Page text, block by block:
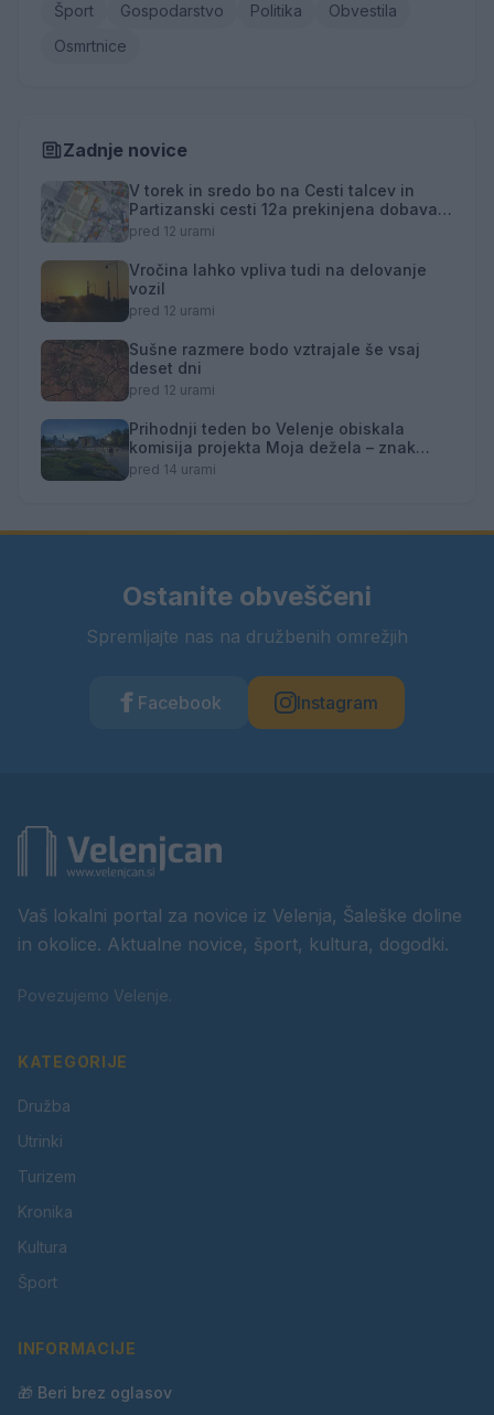
Šport
Gospodarstvo Politika
Obvestila
Osmrtnice
Zadnje novice
V torek in sredo bo na Cesti talcev in
Partizanski cesti 12a prekinjena dobava
toplotne energije
pred 12 urami
Vročina lahko vpliva tudi na delovanje
vozil
pred 12 urami
Sušne razmere bodo vztrajale še vsaj
deset dni
pred 12 urami
Prihodnji teden bo Velenje obiskala
komisija projekta Moja dežela – znak
gostoljubnosti
pred 14 urami
Ostanite obveščeni
Spremljajte nas na družbenih omrežjih
Facebook Instagram
Vaš lokalni portal za novice iz Velenja, Šaleške doline
in okolice. Aktualne novice, šport, kultura, dogodki.
Povezujemo Velenje.
KATEGORIJE
Družba
Utrinki
Turizem
Kronika
Kultura
Šport
INFORMACIJE
🎁 Beri brez oglasov